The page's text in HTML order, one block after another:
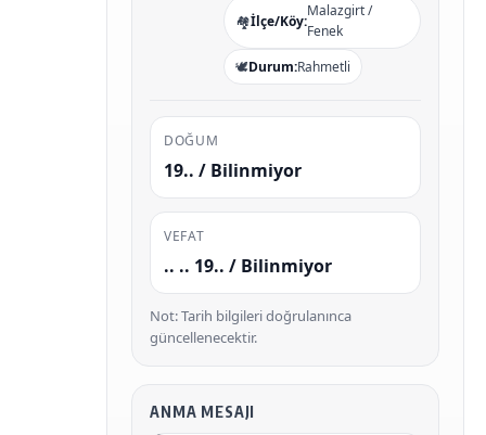
🏘️İlçe/Köy:
Malazgirt /
Fenek
🕊️Durum:Rahmetli
DOĞUM
19.. / Bilinmiyor
VEFAT
.. .. 19.. / Bilinmiyor
Not: Tarih bilgileri doğrulanınca
güncellenecektir.
ANMA MESAJI